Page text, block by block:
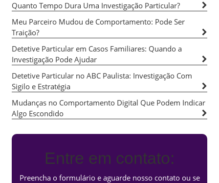
Quanto Tempo Dura Uma Investigação Particular?
Meu Parceiro Mudou de Comportamento: Pode Ser
Traição?
Detetive Particular em Casos Familiares: Quando a
Investigação Pode Ajudar
Detetive Particular no ABC Paulista: Investigação Com
Sigilo e Estratégia
Mudanças no Comportamento Digital Que Podem Indicar
Algo Escondido
Entre em contato:
Preencha o formulário e aguarde nosso contato ou se